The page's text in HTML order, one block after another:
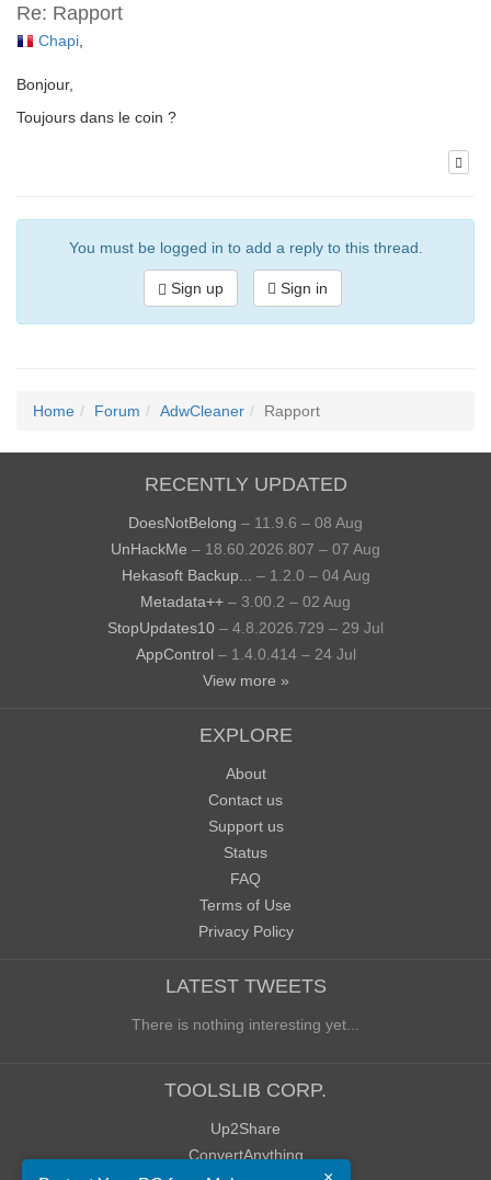
Re: Rapport
Chapi
Bonjour,
Toujours dans le coin ?
You must be logged in to add a reply to this thread.
Sign up Sign in
Home Forum AdwCleaner Rapport
RECENTLY UPDATED
DoesNotBelong – 11.9.6 – 08 Aug
UnHackMe – 18.60.2026.807 – 07 Aug
Hekasoft Backup...
– 1.2.0 – 04 Aug
Metadata++ – 3.00.2 – 02 Aug
StopUpdates10 – 4.8.2026.729 – 29 Jul
AppControl – 1.4.0.414 – 24 Jul
View more »
EXPLORE
About
Contact us
Support us
Status
FAQ
Terms of Use
Privacy Policy
LATEST TWEETS
There is nothing interesting yet...
TOOLSLIB CORP.
Up2Share
ConvertAnything